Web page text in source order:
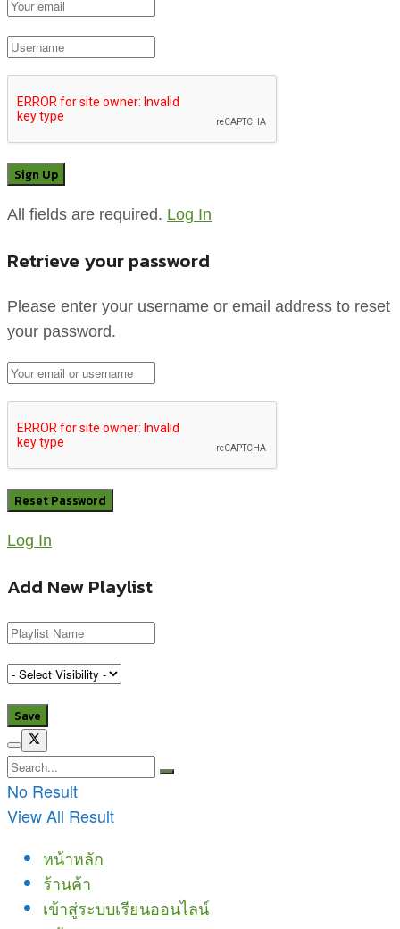
All fields are required. Log In
Retrieve your password
Please enter your username or email address to reset
your password.
Log In
Add New Playlist
No Result
View All Result
หน้าหลัก
ร้านค้า
เข้าสู่ระบบเรียนออนไลน์